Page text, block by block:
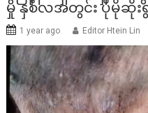
မှု နှစ်လအတွင်း ပိုမိုဆိုး
1 year ago Editor Htein Lin